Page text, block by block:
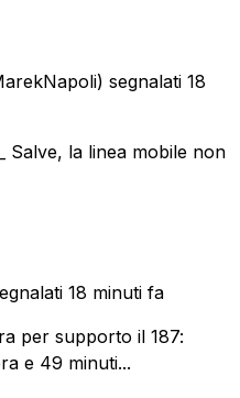
segnalati 18
Salve, la linea mobile non
18 minuti fa
per supporto il 187:
e 49 minuti...